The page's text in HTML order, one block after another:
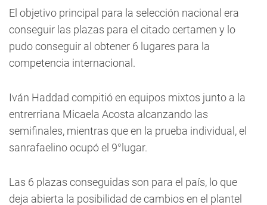
El objetivo principal para la selección nacional era
conseguir las plazas para el citado certamen y lo
pudo conseguir al obtener 6 lugares para la
competencia internacional.
Iván Haddad compitió en equipos mixtos junto a la
entrerriana Micaela Acosta alcanzando las
semifinales, mientras que en la prueba individual, el
sanrafaelino ocupó el 9°lugar.
Las 6 plazas conseguidas son para el país, lo que
deja abierta la posibilidad de cambios en el plantel